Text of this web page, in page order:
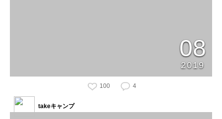
08
2019
100 4
takeキャンプ